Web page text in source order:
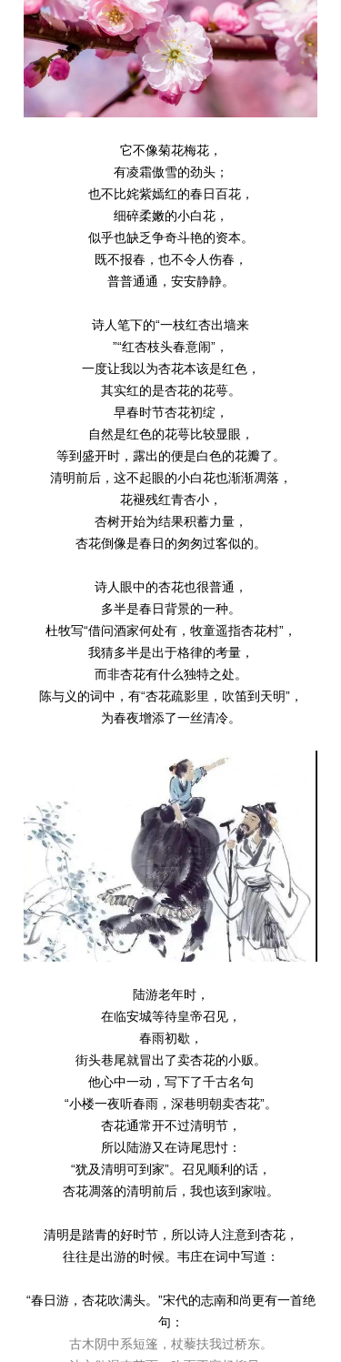
它不像菊花梅花，
有凌霜傲雪的劲头；
也不比姹紫嫣红的春日百花，
细碎柔嫩的小白花，
似乎也缺乏争奇斗艳的资本。
既不报春，也不令人伤春，
普普通通，安安静静。
诗人笔下的“一枝红杏出墙来
”“红杏枝头春意闹”，
一度让我以为杏花本该是红色，
其实红的是杏花的花萼。
早春时节杏花初绽，
自然是红色的花萼比较显眼，
等到盛开时，露出的便是白色的花瓣了。
清明前后，这不起眼的小白花也渐渐凋落，
花褪残红青杏小，
杏树开始为结果积蓄力量，
杏花倒像是春日的匆匆过客似的。
诗人眼中的杏花也很普通，
多半是春日背景的一种。
杜牧写“借问酒家何处有，牧童遥指杏花村”，
我猜多半是出于格律的考量，
而非杏花有什么独特之处。
陈与义的词中，有“杏花疏影里，吹笛到天明”，
为春夜增添了一丝清冷。
陆游老年时，
在临安城等待皇帝召见，
春雨初歇，
街头巷尾就冒出了卖杏花的小贩。
他心中一动，写下了千古名句
“小楼一夜听春雨，深巷明朝卖杏花”。
杏花通常开不过清明节，
所以陆游又在诗尾思忖：
“犹及清明可到家”。召见顺利的话，
杏花凋落的清明前后，我也该到家啦。
清明是踏青的好时节，所以诗人注意到杏花，
往往是出游的时候。韦庄在词中写道：
“春日游，杏花吹满头。”宋代的志南和尚更有一首绝
句：
古木阴中系短篷，杖藜扶我过桥东。